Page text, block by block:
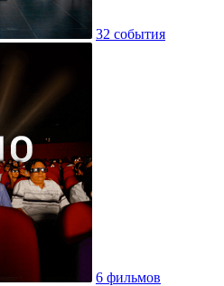
32 события
6 фильмов